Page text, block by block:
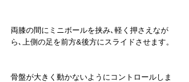
両膝の間にミニボールを挟み､軽く押さえなが
ら､上側の足を前方&後方にスライドさせます。
骨盤が大きく動かないようにコントロールしま